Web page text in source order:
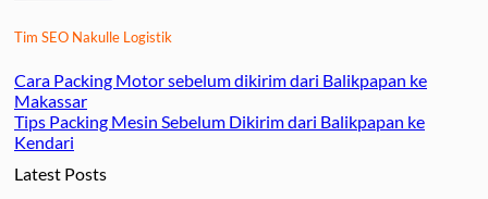
Tim SEO Nakulle Logistik
Cara Packing Motor sebelum dikirim dari Balikpapan ke
Makassar
Tips Packing Mesin Sebelum Dikirim dari Balikpapan ke
Kendari
Latest Posts